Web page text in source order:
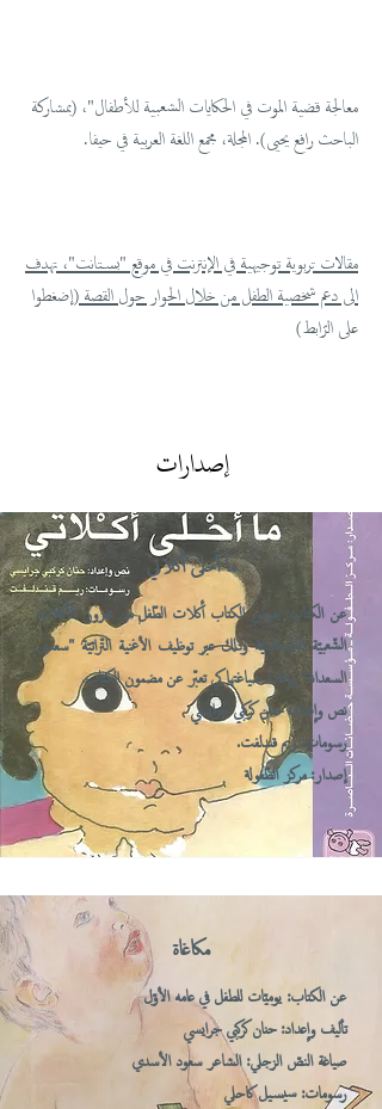
معالجة قضية الموت في الحكايات الشعبية للأطفال"، (بمشاركة
الباحث رافع يحيى). المجلة، مجمع اللغة العربية في حيفا.
مقالات تربوية توجيهية في الإنترنت في موقع "بستانت"، تهدف
الى دعم شخصية الطفل من خلال الحوار حول القصة(إضغطوا
على الرّابط)
إصدارات
ما أحلى أكلاتي
عن الكتاب: يعرض الكتاب أكلات الطّفل من مخزون الأكلات
الشّعبيّة الفلسطينيّة وذلك عبر توظيف الأغنية التّراثيّة "سعدى
السعدانة" وإعادة صياغتها كي تعبّر عن مضمون الكتاب.
نص وإعداد: حنان كركبي جرايسي
رسومات: ريم قندلفت.
إصدار: مركز الطّفولة
مكاغاة
عن الكتاب: يوميّات للطفل في عامه الأوّل
تأليف وإعداد: حنان كركبي جرايسي
صياغة النصّ الزجل: الشاعر سعود الأسدي
رسومات: سيسيل كاحلي